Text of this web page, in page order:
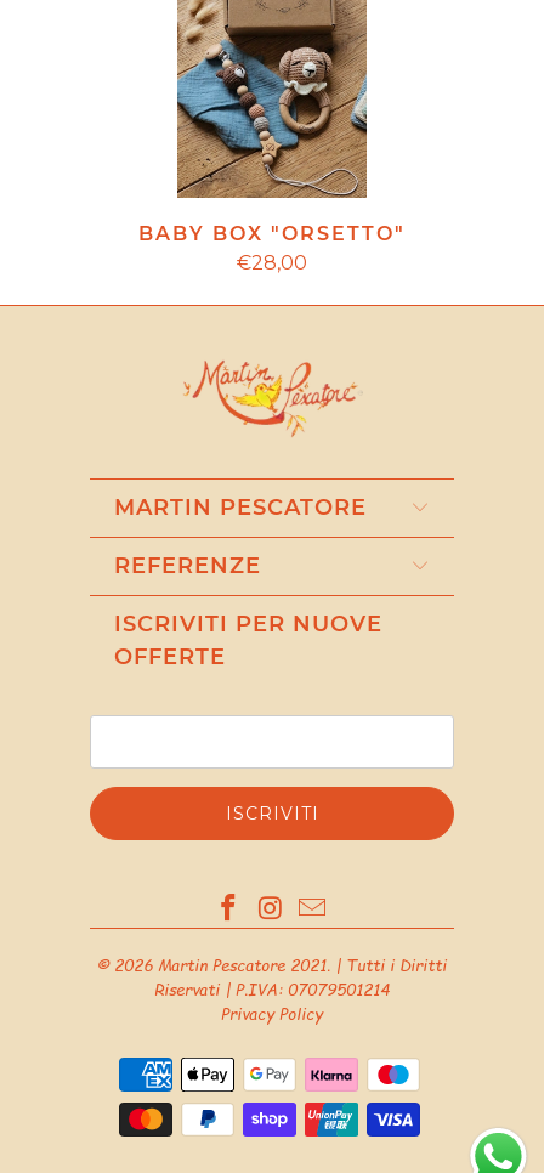
BABY BOX "ORSETTO"
€28,00
MARTIN PESCATORE
REFERENZE
ISCRIVITI PER NUOVE
OFFERTE
© 2026 Martin Pescatore 2021. | Tutti i Diritti
Riservati | P.IVA: 07079501214
Privacy Policy